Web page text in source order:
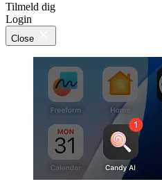
Tilmeld dig
Login
Close